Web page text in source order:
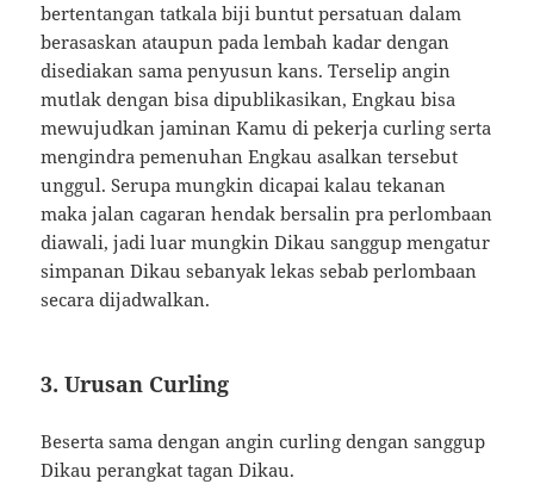
bertentangan tatkala biji buntut persatuan dalam
berasaskan ataupun pada lembah kadar dengan
disediakan sama penyusun kans. Terselip angin
mutlak dengan bisa dipublikasikan, Engkau bisa
mewujudkan jaminan Kamu di pekerja curling serta
mengindra pemenuhan Engkau asalkan tersebut
unggul. Serupa mungkin dicapai kalau tekanan
maka jalan cagaran hendak bersalin pra perlombaan
diawali, jadi luar mungkin Dikau sanggup mengatur
simpanan Dikau sebanyak lekas sebab perlombaan
secara dijadwalkan.
3. Urusan Curling
Beserta sama dengan angin curling dengan sanggup
Dikau perangkat tagan Dikau.